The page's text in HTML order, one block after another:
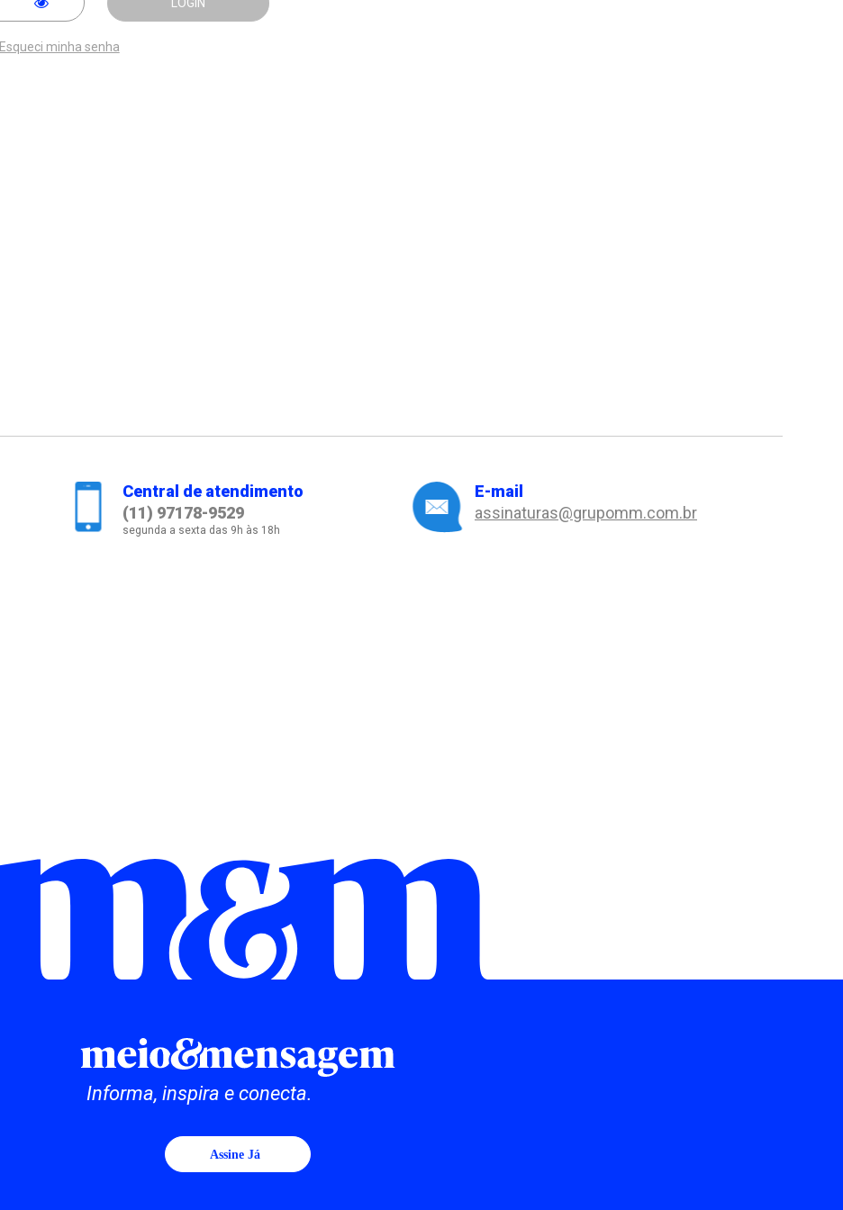
Esqueci minha senha
Central de atendimento
(11) 97178-9529
segunda a sexta das 9h às 18h
E-mail
assinaturas@grupomm.com.br
Informa, inspira e conecta.
Assine Já